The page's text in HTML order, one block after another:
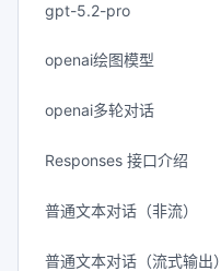
gpt-5.2-pro
openai绘图模型
openai多轮对话
Responses 接口介绍
普通文本对话（非流）
普通文本对话（流式输出）